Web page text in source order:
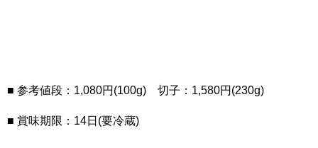
■ 参考値段：1,080円(100g) 切子：1,580円(230g)
■ 賞味期限：14日(要冷蔵)